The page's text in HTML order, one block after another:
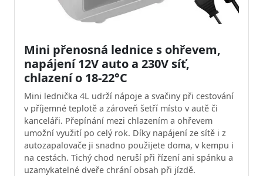
Mini přenosná lednice s ohřevem,
napájení 12V auto a 230V síť,
chlazení o 18-22°C
Mini lednička 4L udrží nápoje a svačiny při cestování
v příjemné teplotě a zároveň šetří místo v autě či
kanceláři. Přepínání mezi chlazením a ohřevem
umožní využití po celý rok. Díky napájení ze sítě i z
autozapalovače ji snadno použijete doma, v kempu i
na cestách. Tichý chod neruší při řízení ani spánku a
uzamykatelné dveře chrání obsah při jízdě.